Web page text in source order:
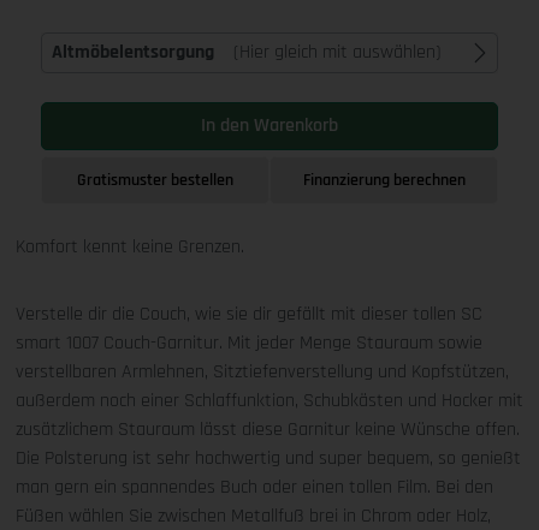
Altmöbelentsorgung (Hier gleich mit auswählen)
In den Warenkorb
Gratismuster bestellen Finanzierung berechnen
Komfort kennt keine Grenzen.
Verstelle dir die Couch, wie sie dir gefällt mit dieser tollen SC
smart 1007 Couch-Garnitur. Mit jeder Menge Stauraum sowie
verstellbaren Armlehnen, Sitztiefenverstellung und Kopfstützen,
außerdem noch einer Schlaffunktion, Schubkästen und Hocker mit
zusätzlichem Stauraum lässt diese Garnitur keine Wünsche offen.
Die Polsterung ist sehr hochwertig und super bequem, so genießt
man gern ein spannendes Buch oder einen tollen Film. Bei den
Füßen wählen Sie zwischen Metallfuß brei in Chrom oder Holz,